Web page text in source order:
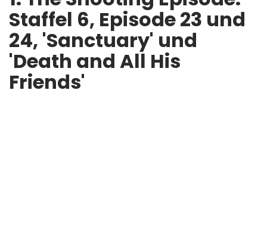
Staffel 6, Episode 23 und
24, 'Sanctuary' und
'Death and All His
Friends'